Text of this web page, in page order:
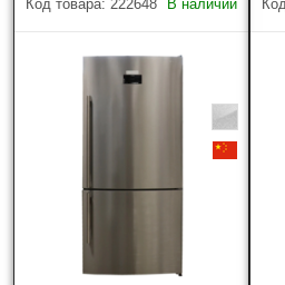
Jacky's(35)
Korting(58)
Kuppersberg
Liebherr
Maunfeld
Код товара: 222648
В наличии